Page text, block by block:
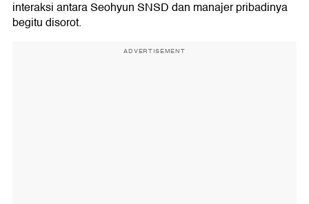
interaksi antara Seohyun SNSD dan manajer pribadinya
begitu disorot.
ADVERTISEMENT